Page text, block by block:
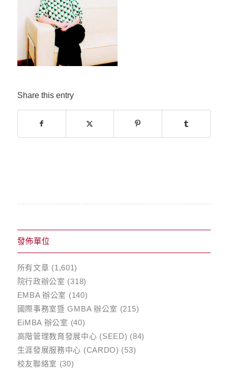
Share this entry
發佈單位
所有文章 (1,601)
院行政辦公室 (318)
EMBA 辦公室 (140)
國際事務室暨 GMBA 辦公室 (215)
EiMBA 辦公室 (40)
高階管理教育發展中心 (SEED) (84)
生涯發展服務中心 (CARDO) (53)
校友聯絡室 (30)